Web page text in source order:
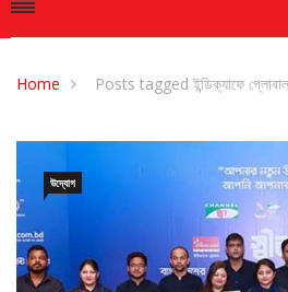
Home Posts tagged ইন্ডিক্যাফে গ্লোবাল
উদ্যোগ